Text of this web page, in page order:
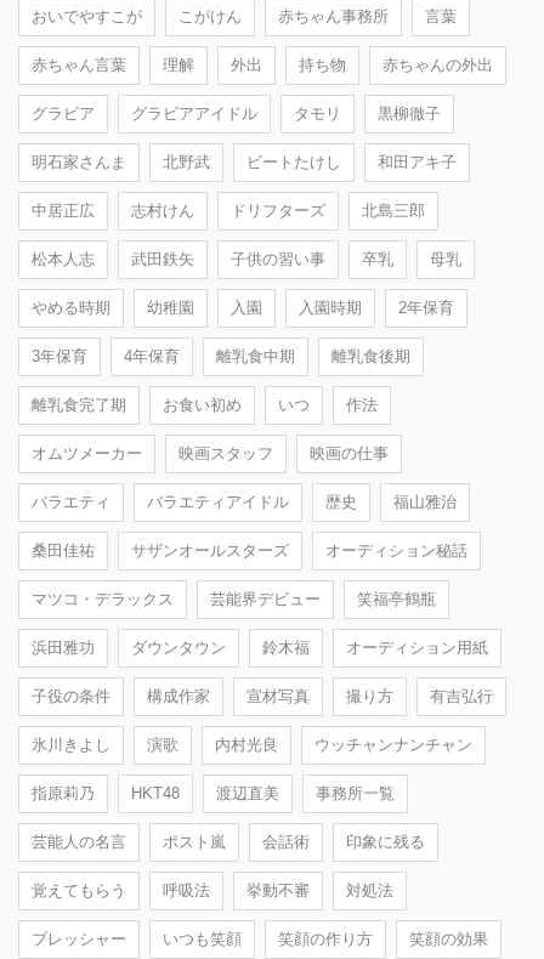
おいでやすこが こがけん 赤ちゃん事務所 言葉
赤ちゃん言葉 理解 外出 持ち物 赤ちゃんの外出
グラビア グラビアアイドル タモリ 黒柳徹子
明石家さんま 北野武 ビートたけし 和田アキ子
中居正広 志村けん ドリフターズ 北島三郎
松本人志 武田鉄矢 子供の習い事 卒乳 母乳
やめる時期 幼稚園 入園 入園時期 2年保育
3年保育 4年保育 離乳食中期 離乳食後期
離乳食完了期 お食い初め いつ 作法
オムツメーカー 映画スタッフ 映画の仕事
バラエティ バラエティアイドル 歴史 福山雅治
桑田佳祐 サザンオールスターズ オーディション秘話
マツコ・デラックス 芸能界デビュー 笑福亭鶴瓶
浜田雅功 ダウンタウン 鈴木福 オーディション用紙
子役の条件 構成作家 宣材写真 撮り方 有吉弘行
氷川きよし 演歌 内村光良 ウッチャンナンチャン
指原莉乃 HKT48 渡辺直美 事務所一覧
芸能人の名言 ポスト嵐 会話術 印象に残る
覚えてもらう 呼吸法 挙動不審 対処法
プレッシャー いつも笑顔 笑顔の作り方 笑顔の効果